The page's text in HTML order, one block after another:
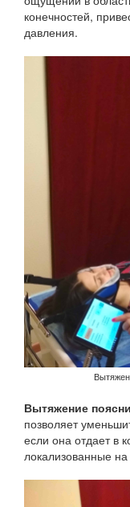
конечностей,
давления.
Вытяжение
позволяет
если она отдает в
локализованные на